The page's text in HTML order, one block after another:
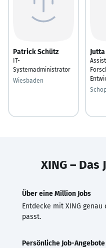
Patrick Schütz
IT-
Systemadministrator
Wiesbaden
XING –
Über eine Million Jobs
Entdecke mit XING
passt.
Persönliche Job-Angebote